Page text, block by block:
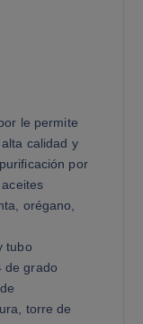
le permite
calidad y
por
orégano,
tubo
de grado
torre de